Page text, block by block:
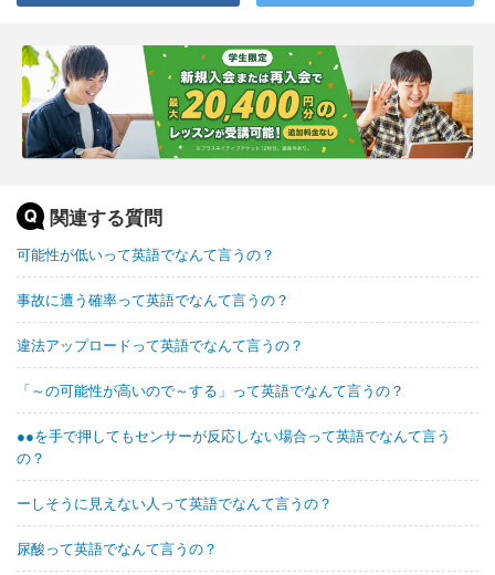
関連する質問
可能性が低いって英語でなんて言うの？
事故に遭う確率って英語でなんて言うの？
違法アップロードって英語でなんて言うの？
「～の可能性が高いので～する」って英語でなんて言うの？
●●を手で押してもセンサーが反応しない場合って英語でなんて言う
の？
ーしそうに見えない人って英語でなんて言うの？
尿酸って英語でなんて言うの？